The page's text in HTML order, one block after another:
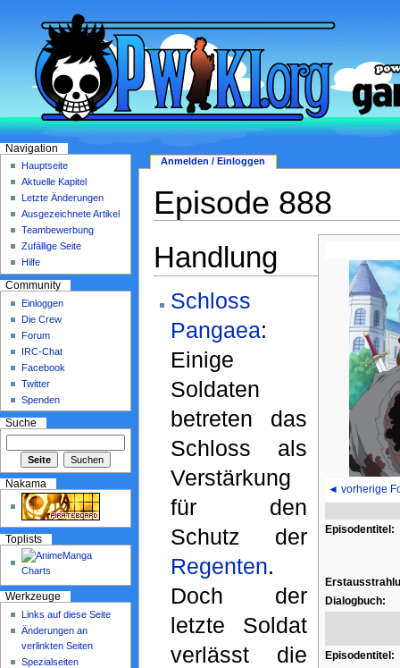
Episode 888
◄ vorherige
Episodentitel:
Dialogbuch:
Episodentitel:
Handlung
Schloss
Pangaea:
Einige
Soldaten
betreten das
Schloss als
Verstärkung
für den
Schutz der
Regenten.
Doch der
letzte Soldat
verlässt die
Anmelden / Einloggen
Navigation
Hauptseite
Aktuelle Kapitel
Letzte Änderungen
Ausgezeichnete Artikel
Teambewerbung
Zufällige Seite
Hilfe
Community
Einloggen
Die Crew
Forum
IRC-Chat
Facebook
Twitter
Spenden
Suche
Nakama
Toplists
Werkzeuge
Links auf diese Seite
Änderungen an
verlinkten Seiten
Spezialseiten